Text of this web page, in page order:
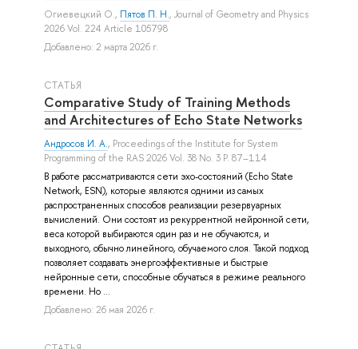
Огиевецкий О., Пятов П. Н., Journal of Geometry and Physics
2026 Vol. 224 Article 105798
Добавлено: 2 марта 2026 г.
СТАТЬЯ
Comparative Study of Training Methods
and Architectures of Echo State Networks
Андросов И. А., Proceedings of the Institute for System
Programming of the RAS 2026 Vol. 38 No. 3 P. 87–114
В работе рассматриваются сети эхо-состояний (Echo State
Network, ESN), которые являются одними из самых
распространенных способов реализации резервуарных
вычислений. Они состоят из рекуррентной нейронной сети,
веса которой выбираются один раз и не обучаются, и
выходного, обычно линейного, обучаемого слоя. Такой подход
позволяет создавать энергоэффективные и быстрые
нейронные сети, способные обучаться в режиме реального
времени. Но ...
Добавлено: 26 мая 2026 г.